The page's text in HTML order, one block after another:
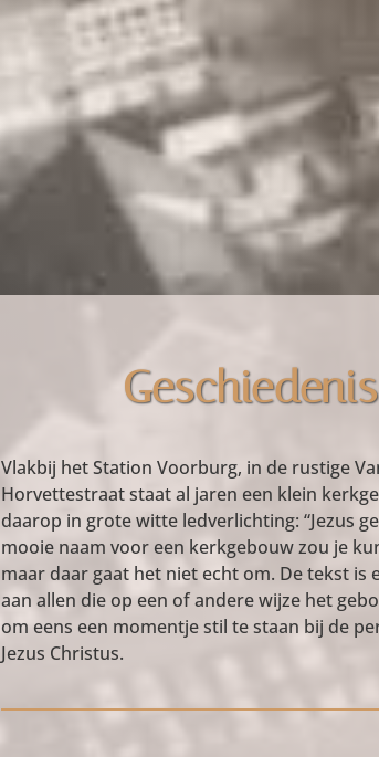
Geschiedenis
Vlakbij het Station Voorburg, in de rustige
Horvettestraat staat al jaren een klein
daarop in grote witte ledverlichting: “Jezus
mooie naam voor een kerkgebouw zou je
maar daar gaat het niet echt om. De tekst is
aan allen die op een of andere wijze het
om eens een momentje stil te staan bij de
Jezus Christus.